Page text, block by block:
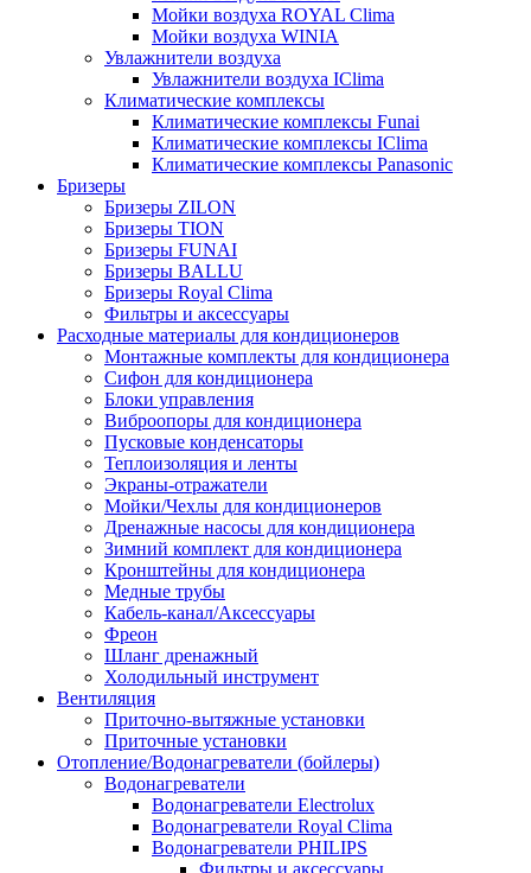
Мойки воздуха ROYAL Clima
Мойки воздуха WINIA
Увлажнители воздуха
Увлажнители воздуха IClima
Климатические комплексы
Климатические комплексы Funai
Климатические комплексы IClima
Климатические комплексы Panasonic
Бризеры
Бризеры ZILON
Бризеры TION
Бризеры FUNAI
Бризеры BALLU
Бризеры Royal Clima
Фильтры и аксессуары
Расходные материалы для кондиционеров
Монтажные комплекты для кондиционера
Сифон для кондиционера
Блоки управления
Виброопоры для кондиционера
Пусковые конденсаторы
Теплоизоляция и ленты
Экраны-отражатели
Мойки/Чехлы для кондиционеров
Дренажные насосы для кондиционера
Зимний комплект для кондиционера
Кронштейны для кондиционера
Медные трубы
Кабель-канал/Аксессуары
Фреон
Шланг дренажный
Холодильный инструмент
Вентиляция
Приточно-вытяжные установки
Приточные установки
Отопление/Водонагреватели (бойлеры)
Водонагреватели
Водонагреватели Electrolux
Водонагреватели Royal Clima
Водонагреватели PHILIPS
Фильтры и аксессуары